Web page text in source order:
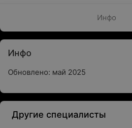
Инфо
Инфо
Обновлено: май 2025
Другие специалисты